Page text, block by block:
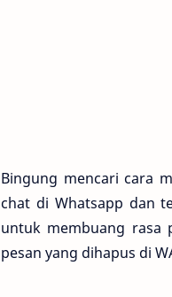
Bingung mencari cara
chat di Whatsapp dan
untuk membuang rasa
pesan yang dihapus di